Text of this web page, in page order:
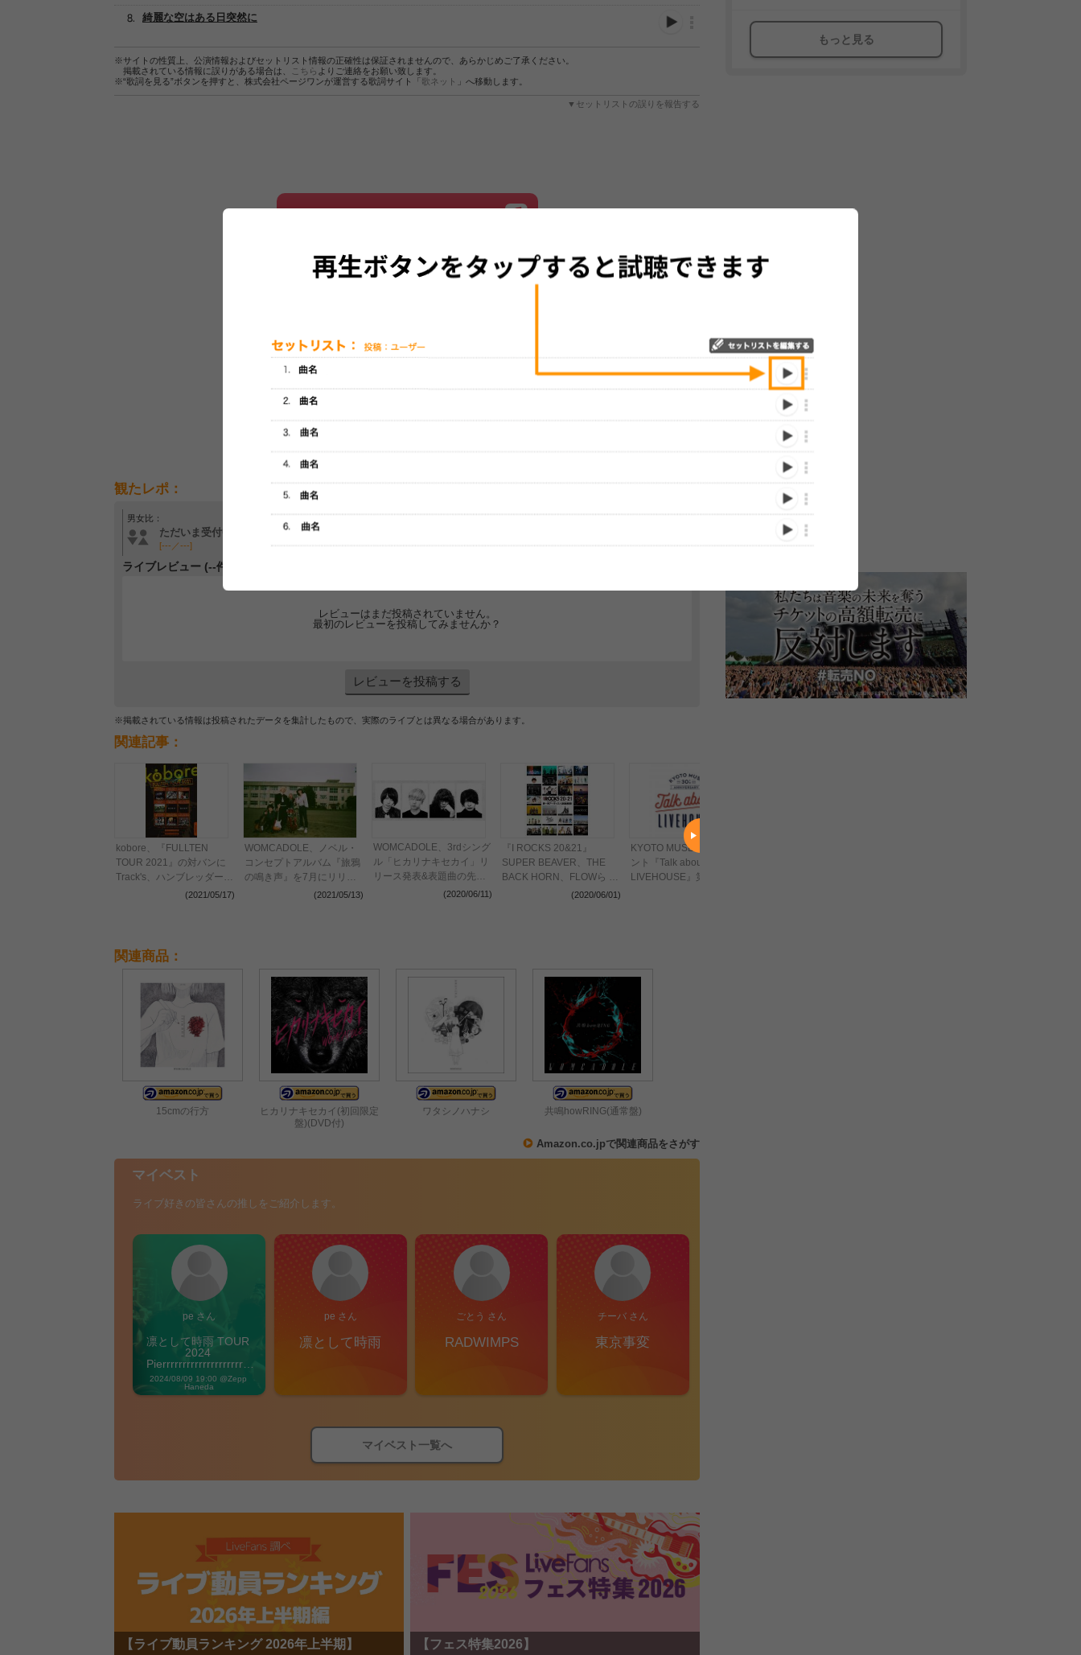
綺麗な空はある日突然に
※サイトの性質上、公演情報およびセットリスト情報の正確性は保証されませんので、あらかじめご了承ください。
掲載されている情報に誤りがある場合は、
こちら よりご連絡をお願い致します。
※“歌詞を見る”ボタンを押すと、株式会社ページワンが運営する歌詞サイト「歌ネット 」へ移動します。
▼セットリストの誤りを報告する
観たレポ：
男女比：
ただいま受付中です
[---／---]
年齢層：
ただいま受付中です
[---／---]
グッズの待ち時間：
ライブレビュー (--件)
レビューはまだ投稿されていません。
最初のレビューを投稿してみませんか？
レビューを投稿する
※掲載されている情報は投稿されたデータを集計したもので、実際のライブとは異なる場合があります。
関連記事：
kobore、『FULLTEN
TOUR 2021』の対バンに
Track's、ハンブレッダー
ズ、FOMAREなどが参加
(2021/05/17)
WOMCADOLE、ノベル・
コンセプトアルバム『旅鴉
の鳴き声』を7月にリリー
ス リリースツアーの開催
(2021/05/13)
WOMCADOLE、3rdシング
ル「ヒカリナキセカイ」リ
リース発表&表題曲の先行
配信決定、新メンバー加入
(2020/06/11)
『I ROCKS 20&21』
SUPER BEAVER、THE
BACK HORN、FLOWら 第
一弾出演アーティストを26
(2020/06/01)
KYOTO MUSE30周年イベ
ント『Talk about
LIVEHOUSE』第5弾で夜
関連商品：
15cmの行方
ヒカリナキセカイ(初回限定
盤)(DVD付)
ワタシノハナシ 共鳴howRING(通常盤)
Amazon.co.jpで関連商品をさがす
マイベスト
ライブ好きの皆さんの推しをご紹介します。
pe さん
凛として時雨 TOUR
2024
Pierrrrrrrrrrrrrrrrrrrre
Vibes
2024/08/09 19:00 @Zepp
Haneda
pe さん
凛として時雨
ごとう さん
RADWIMPS
チーバ さん
東京事変
マイベスト一覧へ
【ライブ動員ランキング 2026年上半期】 【フェス特集2026】
もっと見る